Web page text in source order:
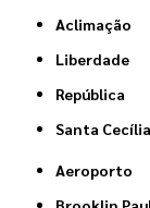
Aclimação
Liberdade
República
Santa Cecília
Aeroporto